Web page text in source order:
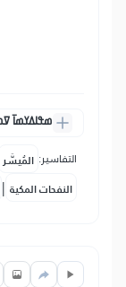
ߘߟߊߡߌߘߊ߫
التفاسير: المُيسَّر
النفحات المكية |